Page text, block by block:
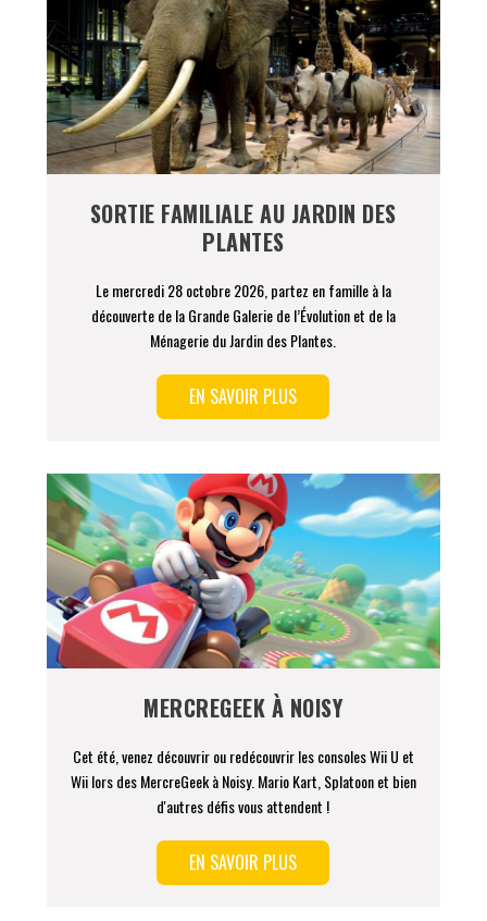
SORTIE FAMILIALE AU JARDIN DES
PLANTES
Le mercredi 28 octobre 2026, partez en famille à la
découverte de la Grande Galerie de l’Évolution et de la
Ménagerie du Jardin des Plantes.
EN SAVOIR PLUS
MERCREGEEK À NOISY
Cet été, venez découvrir ou redécouvrir les consoles Wii U et
Wii lors des MercreGeek à Noisy. Mario Kart, Splatoon et bien
d'autres défis vous attendent !
EN SAVOIR PLUS